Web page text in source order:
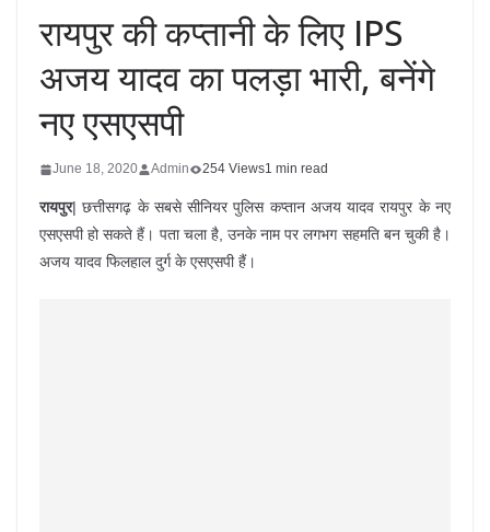
रायपुर की कप्तानी के लिए IPS
अजय यादव का पलड़ा भारी, बनेंगे
नए एसएसपी
June 18, 2020 Admin 254 Views1 min read
रायपुर| छत्तीसगढ़ के सबसे सीनियर पुलिस कप्तान अजय यादव रायपुर के नए
एसएसपी हो सकते हैं। पता चला है, उनके नाम पर लगभग सहमति बन चुकी है।
अजय यादव फिलहाल दुर्ग के एसएसपी हैं।